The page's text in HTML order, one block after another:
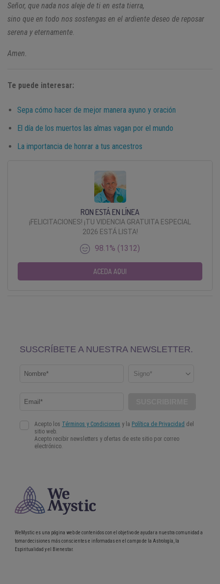
Señor, que nada nos aleje de ti en esta tierra,
sino que en todo nos sostengas en el ardiente deseo de reposar
serena y eternamente
Amen.
Te puede interesar:
Sepa cómo hacer de mejor manera ayuno y oración
El día de los muertos las almas vagan por el mundo
La importancia de honrar a tus ancestros
RON ESTÁ EN LÍNEA
¡FELICITACIONES! ¡TU VIDENCIA GRATUITA ESPECIAL
2026 ESTÁ LISTA!
98.1% (1312)
ACEDA AQUI
WeMystic es una página web de contenidos con el objetivo de ayudar a nuestra comunidad a
tomar decisiones más conscientes e informadas en el campo de la Astrología, la
Espiritualidad y el Bienestar.